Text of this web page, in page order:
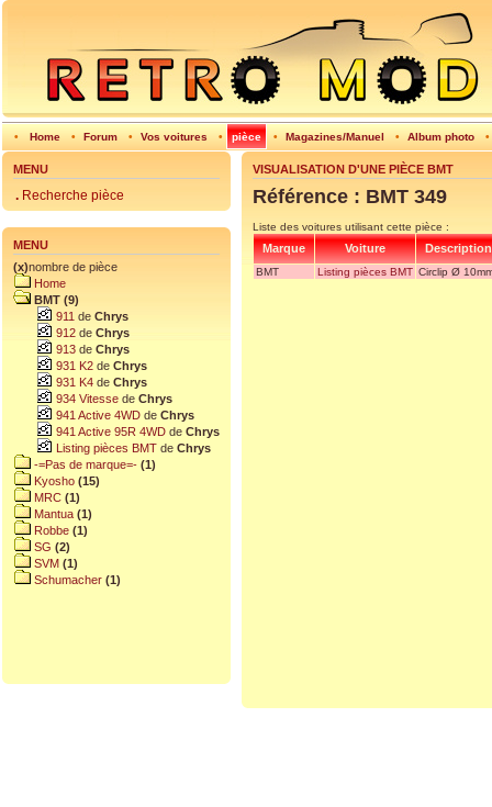
• Home • Forum • Vos voitures • pièce • Magazines/Manuel • Album photo •
MENU
. Recherche pièce
MENU
(x)nombre de pièce
Home
BMT (9)
911 de Chrys
912 de Chrys
913 de Chrys
931 K2 de Chrys
931 K4 de Chrys
934 Vitesse de Chrys
941 Active 4WD de Chrys
941 Active 95R 4WD de Chrys
Listing pièces BMT de Chrys
-=Pas de marque=- (1)
Kyosho (15)
MRC (1)
Mantua (1)
Robbe (1)
SG (2)
SVM (1)
Schumacher (1)
VISUALISATION D'UNE PIÈCE BMT
Référence : BMT 349
Liste des voitures utilisant cette pièce :
Marque Voiture
BMT Listing pièces BMT Circlip Ø